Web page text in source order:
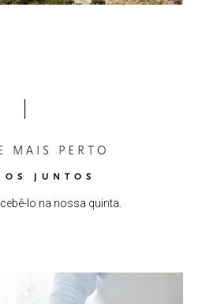
MAIS PERTO
JUNTOS
lo na nossa quinta.